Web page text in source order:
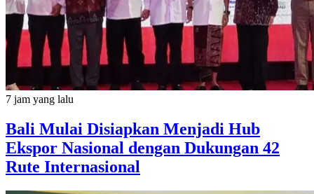
7 jam yang lalu
Bali Mulai Disiapkan Menjadi Hub
Ekspor Nasional dengan Dukungan 42
Rute Internasional